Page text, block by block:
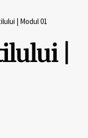
| Modul 01
|